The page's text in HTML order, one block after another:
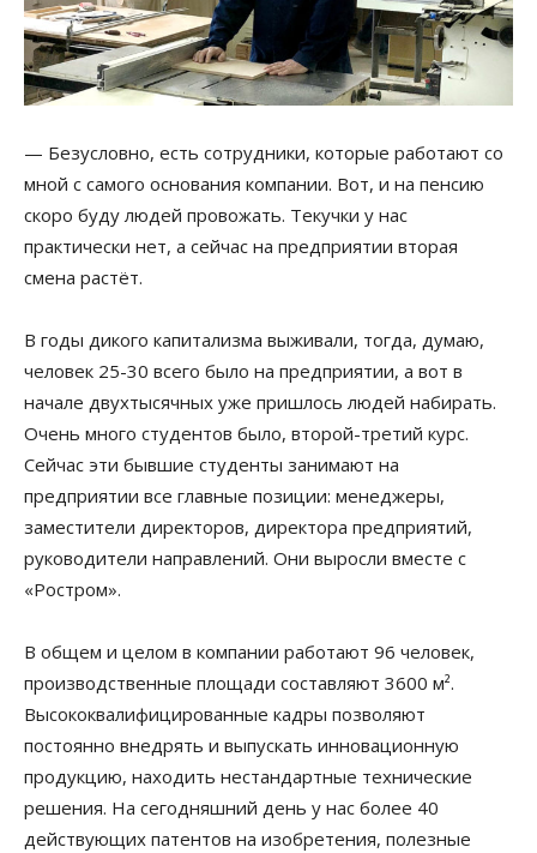
— Безусловно, есть сотрудники, которые работают со
мной с самого основания компании. Вот, и на пенсию
скоро буду людей провожать. Текучки у нас
практически нет, а сейчас на предприятии вторая
смена растёт.
В годы дикого капитализма выживали, тогда, думаю,
человек 25-30 всего было на предприятии, а вот в
начале двухтысячных уже пришлось людей набирать.
Очень много студентов было, второй-третий курс.
Сейчас эти бывшие студенты занимают на
предприятии все главные позиции: менеджеры,
заместители директоров, директора предприятий,
руководители направлений. Они выросли вместе с
«Ростром».
В общем и целом в компании работают 96 человек,
производственные площади составляют 3600 м².
Высококвалифицированные кадры позволяют
постоянно внедрять и выпускать инновационную
продукцию, находить нестандартные технические
решения. На сегодняшний день у нас более 40
действующих патентов на изобретения, полезные